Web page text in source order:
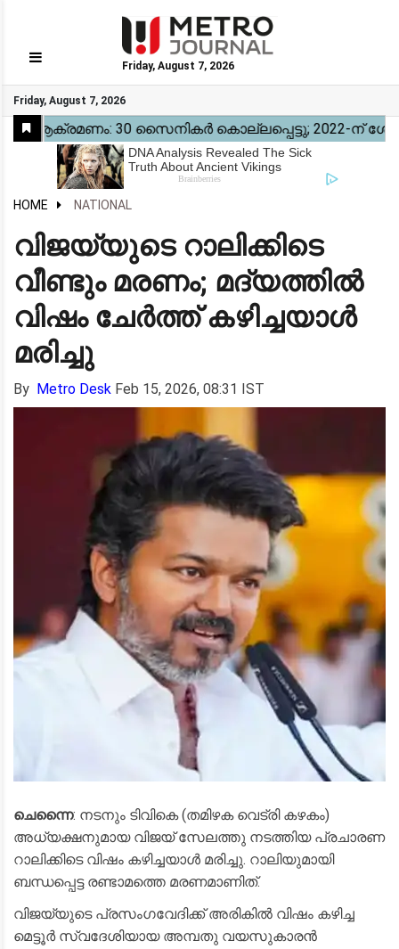
Friday, August 7, 2026
Friday, August 7, 2026
GO
Home
Kerala
National
Gulf
World
Sports
Movies
Health
Automobile
Travel
Education
Novel
Business
Technology
Webstory
HOME NATIONAL
വിജയ്‌യുടെ റാലിക്കിടെ
വീണ്ടും മരണം; മദ്യത്തിൽ
വിഷം ചേർത്ത് കഴിച്ചയാൾ
മരിച്ചു
By Metro Desk Feb 15, 2026, 08:31 IST
ചെന്നൈ: നടനും ടിവികെ (തമിഴക വെട്രി കഴകം)
അധ്യക്ഷനുമായ വിജയ് സേലത്തു നടത്തിയ പ്രചാരണ
റാലിക്കിടെ വിഷം കഴിച്ചയാൾ മരിച്ചു. റാലിയുമായി
ബന്ധപ്പെട്ട രണ്ടാമത്തെ മരണമാണിത്.
വിജയ്‌യുടെ പ്രസംഗവേദിക്ക് അരികിൽ വിഷം കഴിച്ച
മെട്ടൂർ സ്വദേശിയായ അമ്പതു വയസുകാരൻ